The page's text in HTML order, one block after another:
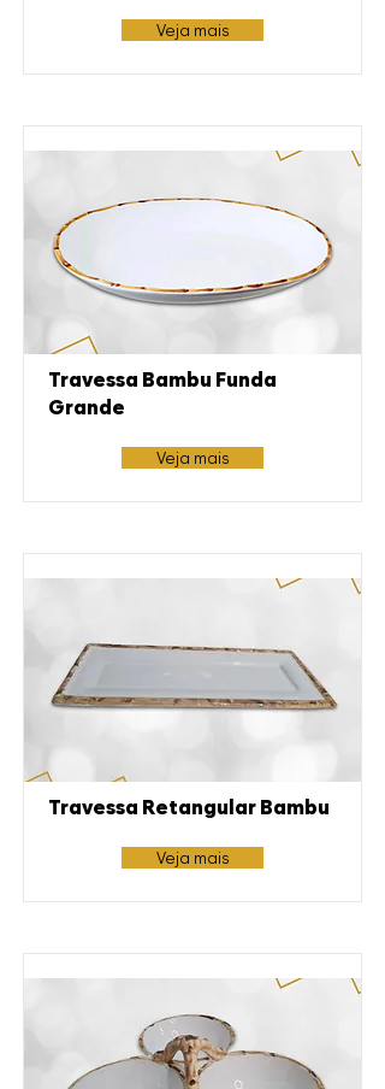
Veja mais
Travessa Bambu Funda
Grande
Veja mais
Travessa Retangular Bambu
Veja mais